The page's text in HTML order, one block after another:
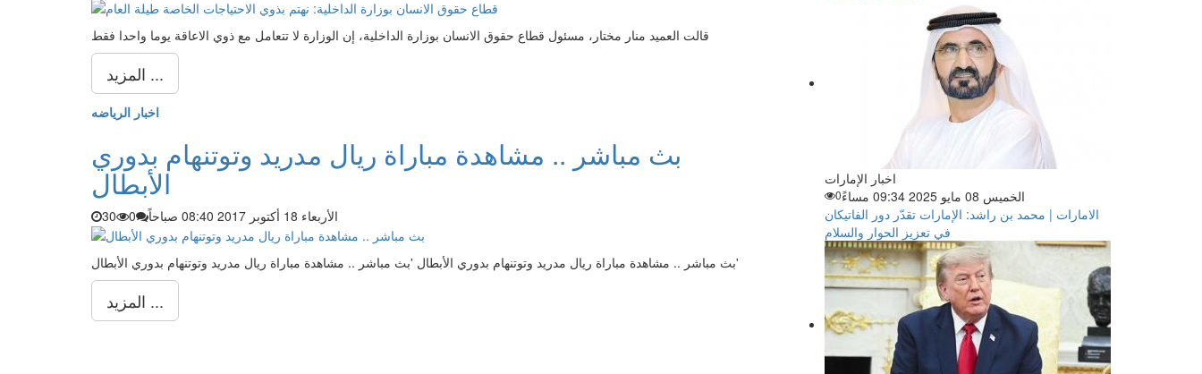
قالت العميد منار مختار، مسئول قطاع حقوق الانسان بوزارة الداخلية، إن الوزارة لا تتعامل مع ذوي الاعاقة يوما واحدا فقط
المزيد ...
اخبار الرياضه
بث مباشر .. مشاهدة مباراة ريال مدريد وتوتنهام بدوري
الأبطال
الأربعاء 18 أكتوبر 2017 08:40 صباحاً 0
30
بث مباشر .. مشاهدة مباراة ريال مدريد وتوتنهام بدوري الأبطال 'بث مباشر .. مشاهدة مباراة ريال مدريد وتوتنهام بدوري الأبطال'
المزيد ...
اخبار الإمارات
الخميس 08 مايو 2025 09:34 مساءً
0
الامارات | محمد بن راشد: الإمارات تقدّر دور الفاتيكان
في تعزيز الحوار والسلام